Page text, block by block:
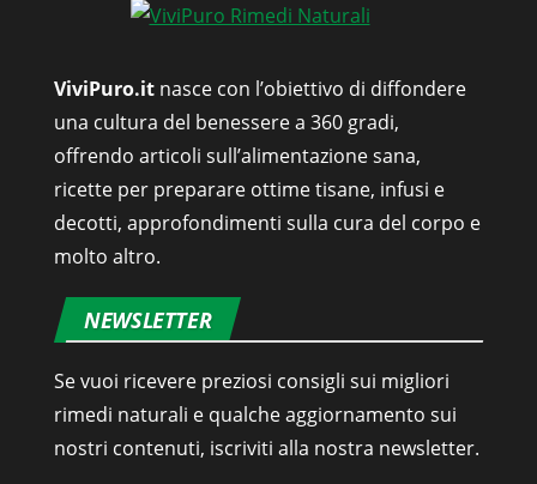
ViviPuro.it nasce con l’obiettivo di diffondere
una cultura del benessere a 360 gradi,
offrendo articoli sull’alimentazione sana,
ricette per preparare ottime tisane, infusi e
decotti, approfondimenti sulla cura del corpo e
molto altro.
NEWSLETTER
Se vuoi ricevere preziosi consigli sui migliori
rimedi naturali e qualche aggiornamento sui
nostri contenuti, iscriviti alla nostra newsletter.